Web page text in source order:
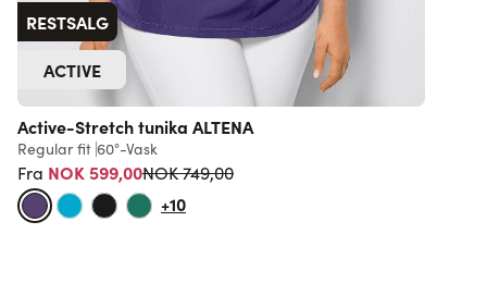
RESTSALG
ACTIVE
Active-Stretch tunika ALTENA
Regular fit 60°-Vask
Fra NOK 599,00Vanlig pris
NOK 749,00
+10